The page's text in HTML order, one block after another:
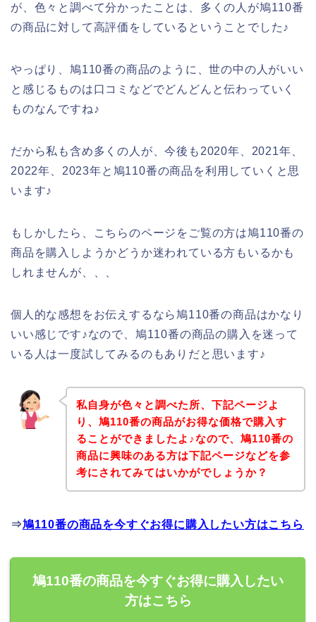
が、色々と調べて分かったことは、多くの人が鳩110番
の商品に対して高評価をしているということでした♪
やっぱり、鳩110番の商品のように、世の中の人がいい
と感じるものは口コミなどでどんどんと伝わっていく
ものなんですね♪
だから私も含め多くの人が、今後も2020年、2021年、
2022年、2023年と鳩110番の商品を利用していくと思
います♪
もしかしたら、こちらのページをご覧の方は鳩110番の
商品を購入しようかどうか迷われている方もいるかも
しれませんが、、、
個人的な感想をお伝えするなら鳩110番の商品はかなり
いい感じです♪なので、鳩110番の商品の購入を迷って
いる人は一度試してみるのもありだと思います♪
私自身が色々と調べた所、下記ページよ
り、鳩110番の商品がお得な価格で購入す
ることができましたよ♪なので、鳩110番の
商品に興味のある方は下記ページなどを参
考にされてみてはいかがでしょうか？
⇒鳩110番の商品を今すぐお得に購入したい方はこちら
鳩110番の商品を今すぐお得に購入したい
方はこちら